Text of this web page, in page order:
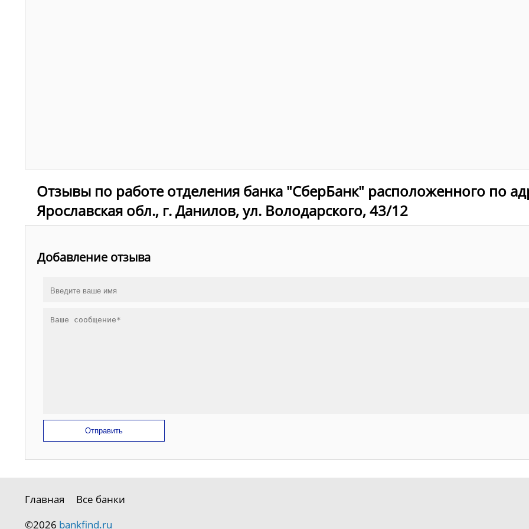
Отзывы по работе отделения банка "СберБанк" расположенного по
Ярославская обл., г. Данилов, ул. Володарского, 43/12
Добавление отзыва
Отправить
Главная
Все банки
©2026 bankfind.ru